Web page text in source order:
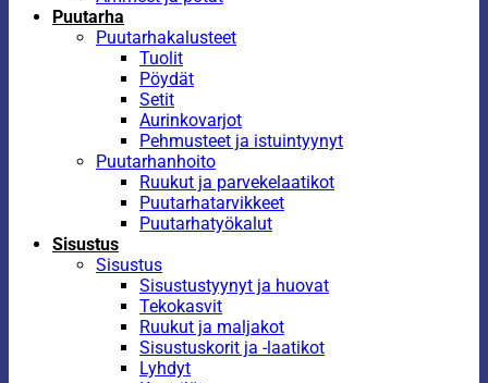
Puutarha
Puutarhakalusteet
Tuolit
Pöydät
Setit
Aurinkovarjot
Pehmusteet ja istuintyynyt
Puutarhanhoito
Ruukut ja parvekelaatikot
Puutarhatarvikkeet
Puutarhatyökalut
Sisustus
Sisustus
Sisustustyynyt ja huovat
Tekokasvit
Ruukut ja maljakot
Sisustuskorit ja -laatikot
Lyhdyt